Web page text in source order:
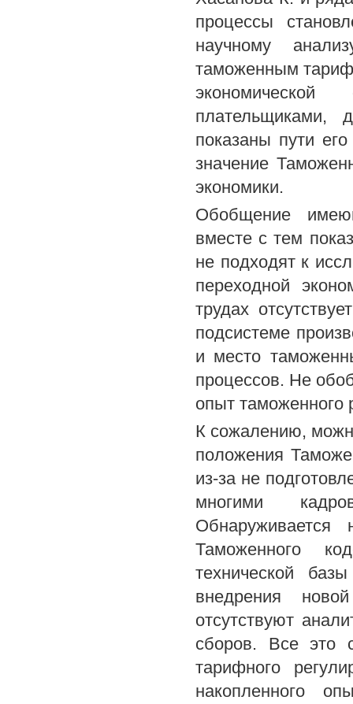
процессы
научному
таможенным
плательщиками,
показаны пути
значение
экономики.
Обобщение
вместе с тем
не подходят к
переходной
трудах
подсистеме
и место
процессов. Не
опыт таможенного
К сожалению,
положения
из-за не
многими
Обнаруживается
Таможенного
технической
внедрения
отсутствуют
сборов. Все это
тарифного
накопленного